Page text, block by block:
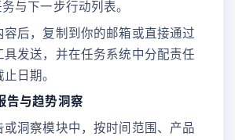
与下一步行动列表。
容后，复制到你的邮箱或直接通过
具发送，并在任务系统中分配责任
日期。
告与趋势洞察
或洞察模块中，按时间范围、产品